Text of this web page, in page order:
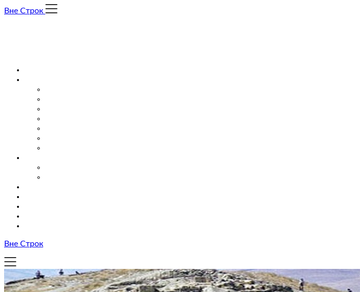
Skip
Вне Строк
Вне Строк